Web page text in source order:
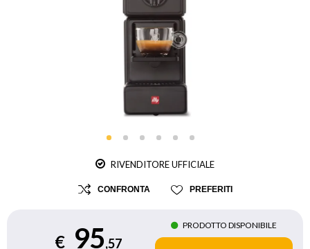
RIVENDITORE UFFICIALE
CONFRONTA PREFERITI
€ 95,57
PRODOTTO DISPONIBILE